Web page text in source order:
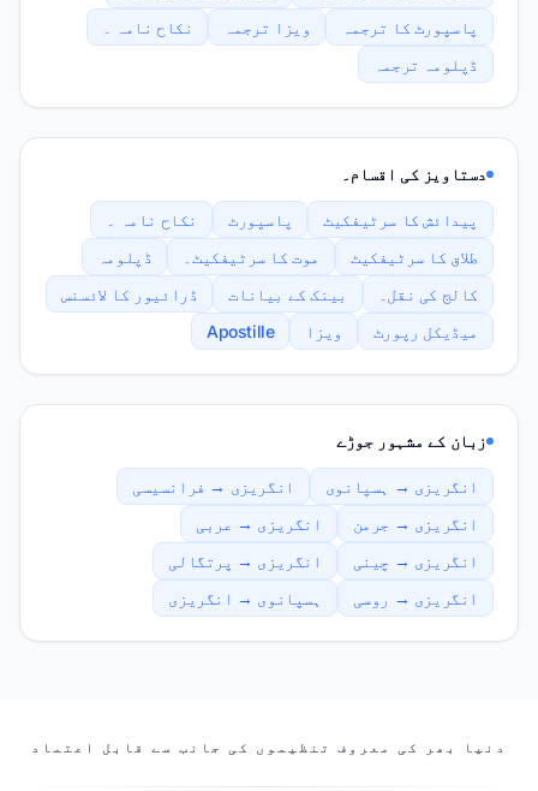
پاسپورٹ کا ترجمہ
ویزا ترجمہ
نکاح نامہ ۔
ڈپلومہ ترجمہ
دستاویز کی اقسام۔
پیدائش کا سرٹیفکیٹ پاسپورٹ
نکاح نامہ ۔
طلاق کا سرٹیفکیٹ
موت کا سرٹیفکیٹ۔
ڈپلومہ
کالج کی نقل۔
بینک کے بیانات
ڈرائیور کا لائسنس
میڈیکل رپورٹ
ویزا Apostille
زبان کے مشہور جوڑے
انگریزی → ہسپانوی
انگریزی → فرانسیسی
انگریزی → جرمن
انگریزی → عربی
انگریزی → چینی
انگریزی → پرتگالی
انگریزی → روسی
ہسپانوی → انگریزی
ہمارے شراکت دار
دنیا بھر کی معروف تنظیموں کی جانب سے قابل اعتماد